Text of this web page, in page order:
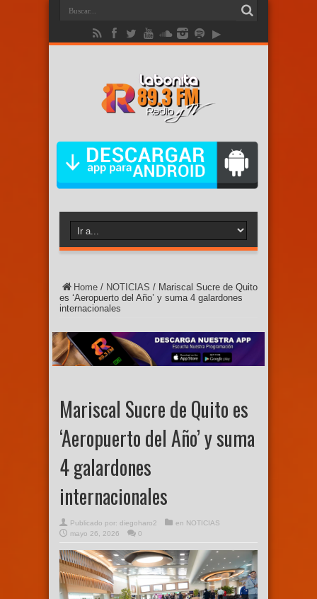
Home / NOTICIAS / Mariscal Sucre de Quito
es ‘Aeropuerto del Año’ y suma 4 galardones
internacionales
Mariscal Sucre de Quito es
‘Aeropuerto del Año’ y suma
4 galardones
internacionales
Publicado por: diegoharo2 en NOTICIAS
mayo 26, 2026
0